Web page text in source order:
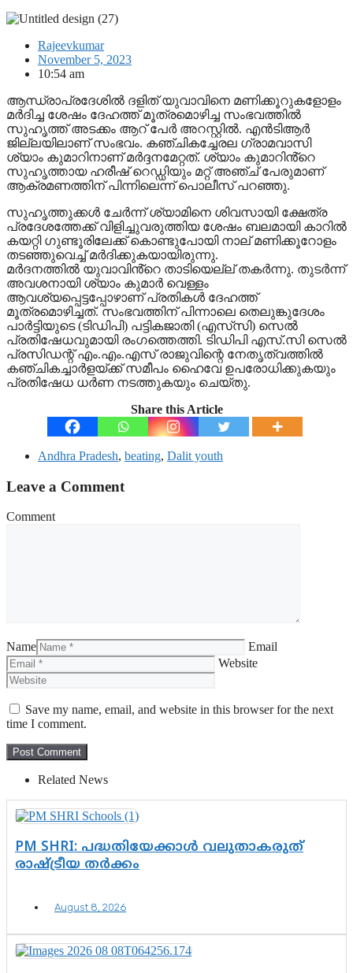
Rajeevkumar
November 5, 2023
10:54 am
ആന്ധ്രാപ്രദേശിൽ ദളിത് യുവാവിനെ മണിക്കൂറുകളോളം
മർദിച്ച ശേഷം ദേഹത്ത് മൂത്രമൊഴിച്ച സംഭവത്തിൽ
സുഹൃത്ത് അടക്കം ആറ് പേർ അറസ്റ്റിൽ. എൻടിആർ
ജില്ലയിലാണ് സംഭവം. കഞ്ചികച്ചേരല ഗ്രാമവാസി
ശ്യാം കുമാറിനാണ് മർദ്ദനമേറ്റത്. ശ്യാം കുമാറിൻ്റെ
സുഹൃത്തായ ഹരീഷ് റെഡ്ഡിയും മറ്റ് അഞ്ച് പേരുമാണ്
ആക്രമണത്തിന് പിന്നിലെന്ന് പൊലീസ് പറഞ്ഞു.
സുഹൃത്തുക്കൾ ചേർന്ന് ശ്യാമിനെ ശിവസായി ക്ഷേത്ര
പ്രദേശത്തേക്ക് വിളിച്ചുവരുത്തിയ ശേഷം ബലമായി കാറിൽ
കയറ്റി ഗുണ്ടൂരിലേക്ക് കൊണ്ടുപോയി നാല് മണിക്കൂറോളം
തടഞ്ഞുവെച്ച് മർദിക്കുകയായിരുന്നു.
മർദനത്തിൽ യുവാവിൻ്റെ താടിയെല്ല് തകർന്നു. തുടർന്ന്
അവശനായി ശ്യാം കുമാർ വെള്ളം
ആവശ്യപ്പെട്ടപ്പോഴാണ് പ്രതികൾ ദേഹത്ത്
മൂത്രമൊഴിച്ചത്. സംഭവത്തിന് പിന്നാലെ തെലുങ്കുദേശം
പാർട്ടിയുടെ (ടിഡിപി) പട്ടികജാതി (എസ്‌സി) സെൽ
പ്രതിഷേധവുമായി രംഗത്തെത്തി. ടിഡിപി എസ്.സി സെൽ
പ്രസിഡന്റ് എം.എം.എസ് രാജുവിന്റെ നേതൃത്വത്തിൽ
കഞ്ചികച്ചാർളയ്ക്ക് സമീപം ഹൈവേ ഉപരോധിക്കുകയും
പ്രതിഷേധ ധർണ നടത്തുകയും ചെയ്തു.
Share this Article
Andhra Pradesh, beating, Dalit youth
Leave a Comment
Comment
Name
Email
Website
Save my name, email, and website in this browser for the next
time I comment.
Related News
PM SHRI: പദ്ധതിയേക്കാൾ വലുതാകരുത്
രാഷ്ട്രീയ തർക്കം
August 8, 2026